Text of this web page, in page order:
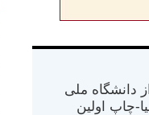
از دانشگاه ملی
در کالیفرنیا-چاپ اولین